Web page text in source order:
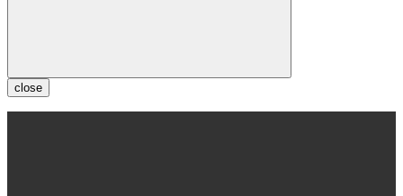
close